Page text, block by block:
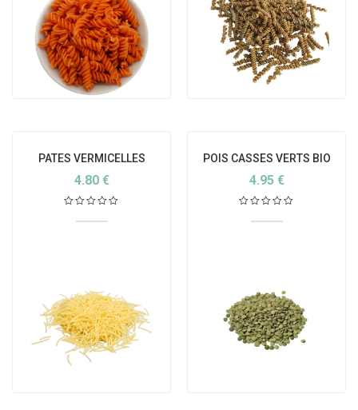
PATES VERMICELLES
BLANCS BIO FRANCE
4.80 €
POIS CASSES VERTS BIO
4.95 €